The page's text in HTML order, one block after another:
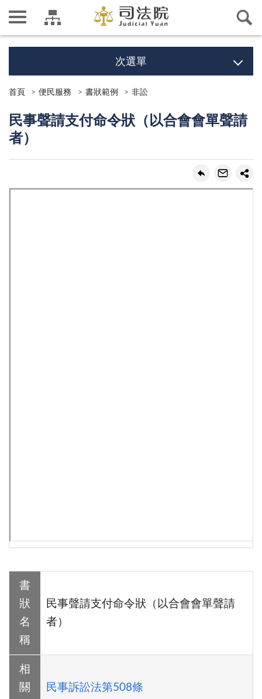
次選單
首頁 便民服務 書狀範例 非訟
民事聲請支付命令狀（以合會會單聲請
者）
書
狀
名
稱
民事聲請支付命令狀（以合會會單聲請
者）
相
關
民事訴訟法第508條